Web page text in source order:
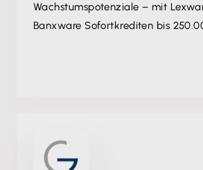
Wachstumspotenziale – mit
Banxware Sofortkrediten bis